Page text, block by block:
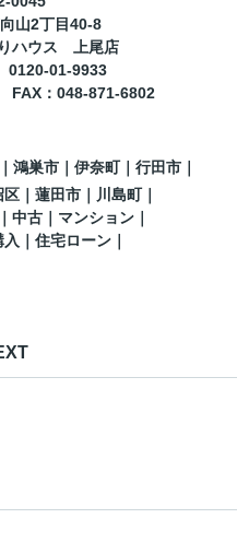
山2丁目40-8
ハウス 上尾店
0120-01-9933
FAX ： 048-871-6802
鴻巣市｜伊奈町｜行田市｜
区 ｜蓮田市 川島町｜
中古｜マンション｜
｜住宅ローン｜